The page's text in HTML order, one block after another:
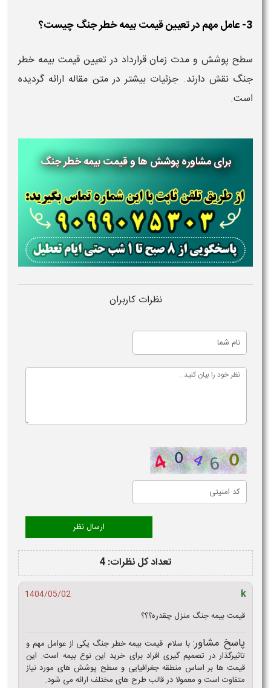
3- عامل مهم در تعیین قیمت بیمه خطر جنگ چیست؟
سطح پوشش و مدت زمان قرارداد در تعیین قیمت بیمه خطر
جنگ نقش دارند. جزئیات بیشتر در متن مقاله ارائه گردیده
است.
برای مشاوره پوشش ها و قیمت بیمه خطر جنگ
نظرات کاربران
تعداد کل نظرات: 4
k
1404/05/02
قیمت بیمه جنگ منزل چقدره؟؟؟
پاسخ مشاور: با سلام. قیمت بیمه خطر جنگ یکی از عوامل مهم و
تاثیرگذار در تصمیم‌ گیری افراد برای خرید این نوع بیمه است. این
قیمت‌ ها بر اساس منطقه جغرافیایی و سطح پوشش‌ های مورد نیاز
متفاوت است و معمولا در قالب طرح‌ های مختلف ارائه می‌ شود.